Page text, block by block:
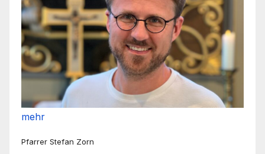
mehr
Pfarrer Stefan Zorn